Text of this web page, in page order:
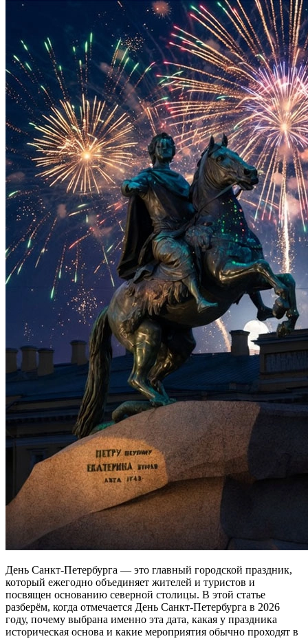
День Санкт-Петербурга — это главный городской праздник,
который ежегодно объединяет жителей и туристов и
посвящен основанию северной столицы. В этой статье
разберём, когда отмечается День Санкт-Петербурга в 2026
году, почему выбрана именно эта дата, какая у праздника
историческая основа и какие мероприятия обычно проходят в